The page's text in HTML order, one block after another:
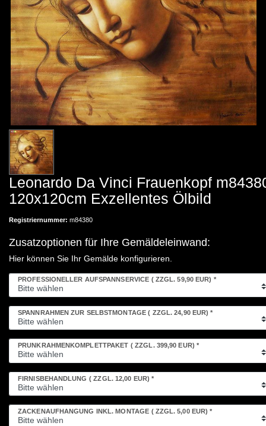
Leonardo Da Vinci Frauenkopf
120x120cm Exzellentes Ölbild
Registriernummer: m84380
Zusatzoptionen für Ihre Gemäldeleinwand:
Hier können Sie Ihr Gemälde konfigurieren.
PROFESSIONELLER AUFSPANNSERVICE ( ZZGL. 59,90 EUR) *
SPANNRAHMEN ZUR SELBSTMONTAGE ( ZZGL. 24,90 EUR)*
PRUNKRAHMENKOMPLETTPAKET ( ZZGL. 399,90 EUR) *
FIRNISBEHANDLUNG ( ZZGL. 12,00 EUR)*
ZACKENAUFHÄNGUNG INKL. MONTAGE ( ZZGL. 5,00 EUR)*